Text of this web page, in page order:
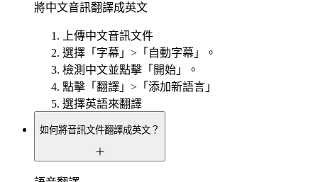
將中文音訊翻譯成英文
上傳中文音訊文件
選擇「字幕」>「自動字幕」。
檢測中文並點擊「開始」。
點擊「翻譯」>「添加新語言」
選擇英語來翻譯
如何將音訊文件翻譯成英文？